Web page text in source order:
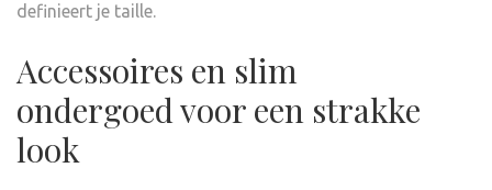
definieert je taille.
Accessoires en slim
ondergoed voor een strakke
look